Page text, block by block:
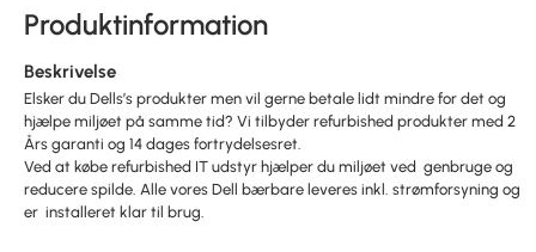
Produktinformation
Beskrivelse
Elsker du Dells’s produkter men vil gerne betale lidt mindre for det og
hjælpe miljøet på samme tid? Vi tilbyder refurbished produkter med 2
Års garanti og 14 dages fortrydelsesret.
Ved at købe refurbished IT udstyr hjælper du miljøet ved genbruge og
reducere spilde. Alle vores Dell bærbare leveres inkl. strømforsyning og
er installeret klar til brug.